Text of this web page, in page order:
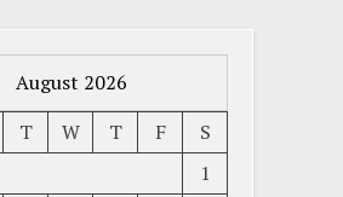
August 2026
T W T F
S
1